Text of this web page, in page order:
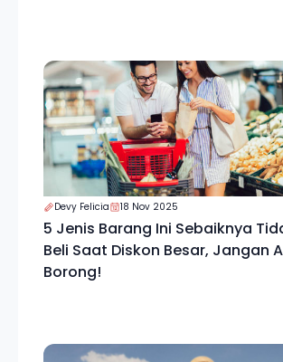
Devy Felicia 18 Nov 2025
5 Jenis Barang Ini Sebaiknya
Beli Saat Diskon Besar, Jangan
Borong!